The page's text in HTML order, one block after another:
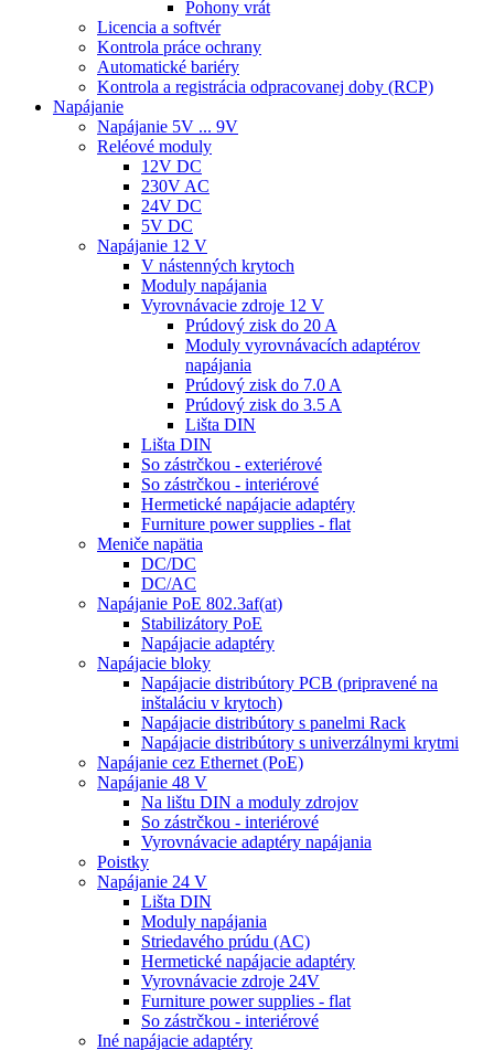
Pohony vrát
Licencia a softvér
Kontrola práce ochrany
Automatické bariéry
Kontrola a registrácia odpracovanej doby (RCP)
Napájanie
Napájanie 5V ... 9V
Reléové moduly
12V DC
230V AC
24V DC
5V DC
Napájanie 12 V
V nástenných krytoch
Moduly napájania
Vyrovnávacie zdroje 12 V
Prúdový zisk do 20 A
Moduly vyrovnávacích adaptérov
napájania
Prúdový zisk do 7.0 A
Prúdový zisk do 3.5 A
Lišta DIN
Lišta DIN
So zástrčkou - exteriérové
So zástrčkou - interiérové
Hermetické napájacie adaptéry
Furniture power supplies - flat
Meniče napätia
DC/DC
DC/AC
Napájanie PoE 802.3af(at)
Stabilizátory PoE
Napájacie adaptéry
Napájacie bloky
Napájacie distribútory PCB (pripravené na
inštaláciu v krytoch)
Napájacie distribútory s panelmi Rack
Napájacie distribútory s univerzálnymi krytmi
Napájanie cez Ethernet (PoE)
Napájanie 48 V
Na lištu DIN a moduly zdrojov
So zástrčkou - interiérové
Vyrovnávacie adaptéry napájania
Poistky
Napájanie 24 V
Lišta DIN
Moduly napájania
Striedavého prúdu (AC)
Hermetické napájacie adaptéry
Vyrovnávacie zdroje 24V
Furniture power supplies - flat
So zástrčkou - interiérové
Iné napájacie adaptéry